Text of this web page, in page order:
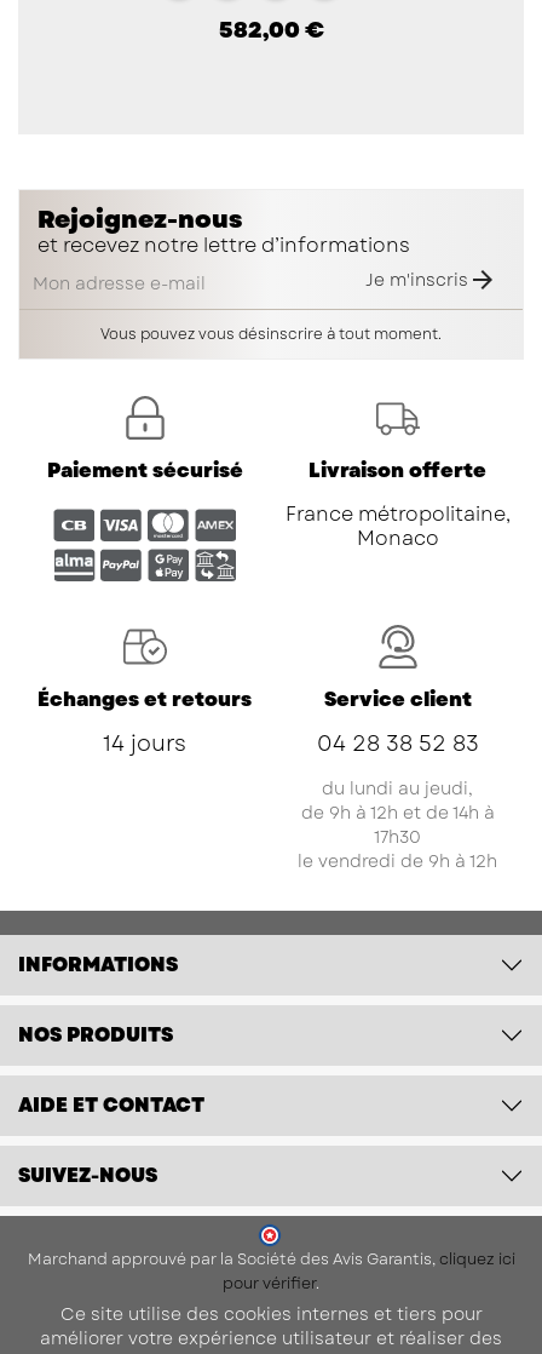
582,00 €
Rejoignez-nous
et recevez notre lettre d’informations
Je m'inscris 
Vous pouvez vous désinscrire à tout moment.
Paiement sécurisé
Livraison offerte
France métropolitaine,
Monaco
Échanges et retours
14 jours
Service client
04 28 38 52 83
du lundi au jeudi,
de 9h à 12h et de 14h à
17h30
le vendredi de 9h à 12h
INFORMATIONS
NOS PRODUITS
AIDE ET CONTACT
SUIVEZ-NOUS
Marchand approuvé par la Société des Avis Garantis,cliquez ici
pour vérifier.
Ce site utilise des cookies internes et tiers pour
améliorer votre expérience utilisateur et réaliser des